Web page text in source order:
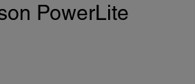
PowerLite